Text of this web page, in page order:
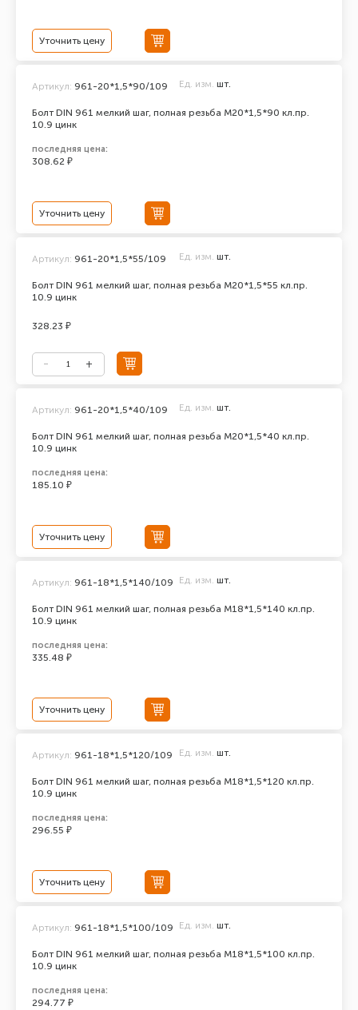
Уточнить цену
Болт DIN 961 мелкий шаг, полная резьба M20*1,5*90 кл.пр.
10.9 цинк
Артикул: 961-20*1,5*90/109 Ед. изм. шт.
последняя цена:
308.62 ₽
Уточнить цену
Болт DIN 961 мелкий шаг, полная резьба M20*1,5*55 кл.пр.
10.9 цинк
Артикул: 961-20*1,5*55/109 Ед. изм. шт.
328.23 ₽
Болт DIN 961 мелкий шаг, полная резьба M20*1,5*40 кл.пр.
10.9 цинк
Артикул: 961-20*1,5*40/109 Ед. изм. шт.
последняя цена:
185.10 ₽
Уточнить цену
Болт DIN 961 мелкий шаг, полная резьба M18*1,5*140 кл.пр.
10.9 цинк
Артикул: 961-18*1,5*140/109 Ед. изм. шт.
последняя цена:
335.48 ₽
Уточнить цену
Болт DIN 961 мелкий шаг, полная резьба M18*1,5*120 кл.пр.
10.9 цинк
Артикул: 961-18*1,5*120/109 Ед. изм. шт.
последняя цена:
296.55 ₽
Уточнить цену
Болт DIN 961 мелкий шаг, полная резьба M18*1,5*100 кл.пр.
10.9 цинк
Артикул: 961-18*1,5*100/109 Ед. изм. шт.
последняя цена:
294.77 ₽